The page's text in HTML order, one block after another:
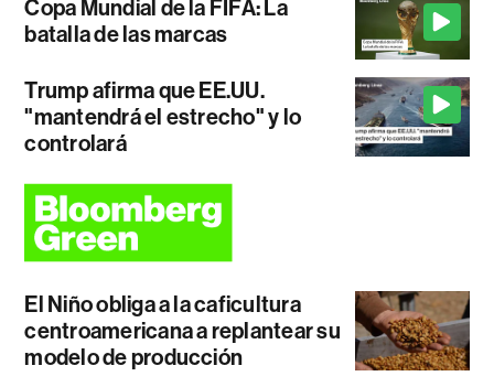
Copa Mundial de la FIFA: La
batalla de las marcas
Trump afirma que EE.UU.
"mantendrá el estrecho" y lo
controlará
El Niño obliga a la caficultura
centroamericana a replantear su
modelo de producción